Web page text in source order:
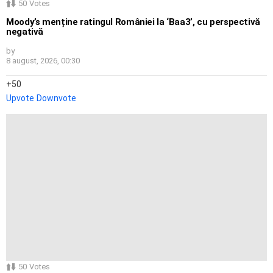
50 Votes
Moody’s menține ratingul României la ‘Baa3’, cu perspectivă
negativă
by
8 august, 2026, 00:30
50
Upvote Downvote
50 Votes